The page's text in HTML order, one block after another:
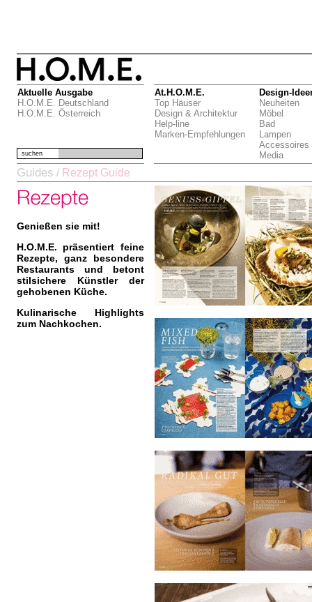
Aktuelle Ausgabe
H.O.M.E. Deutschland
H.O.M.E. Österreich
At.H.O.M.E.
Top Häuser
Design & Architektur
Help-line
Marken-Empfehlungen
Design-
Neuheiten
Möbel
Bad
Lampen
Accessoires
Media
suchen
Guides / Rezept Guide
Genießen sie mit!
H.O.M.E. präsentiert feine
Rezepte, ganz besondere
Restaurants und betont
stilsichere Künstler der
gehobenen Küche.
Kulinarische Highlights
zum Nachkochen.